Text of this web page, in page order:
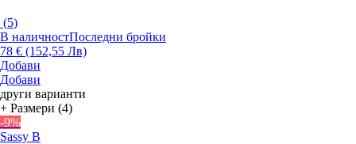
(5)
В наличностПоследни бройки
78 € (152,55 Лв)
Добави
Добави
други варианти
+ Размери (4)
-9%
Sassy B